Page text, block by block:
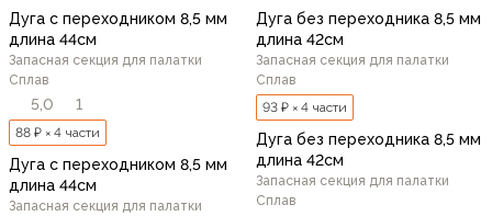
Дуга с переходником 8,5 мм
длина 44см
Запасная секция для палатки
Сплав
5,0 1
88 ₽ × 4 части
Дуга с переходником 8,5 мм
длина 44см
Запасная секция для палатки
Дуга без переходника 8,5 мм
длина 42см
Запасная секция для палатки
Сплав
93 ₽ × 4 части
Дуга без переходника 8,5 мм
длина 42см
Запасная секция для палатки
Сплав